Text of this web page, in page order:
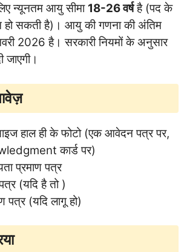
न्यूनतम आयु सीमा 18-26 वर्षहै (पद के
हो सकती है)। आयु की गणना की अंतिम
2026 है। सरकारी नियमों के अनुसार
साइज हाल ही के फोटो (एक आवेदन पत्र पर,
कार्ड पर)
प्रमाण पत्र
(यदि है तो )
पत्र (यदि लागू हो)